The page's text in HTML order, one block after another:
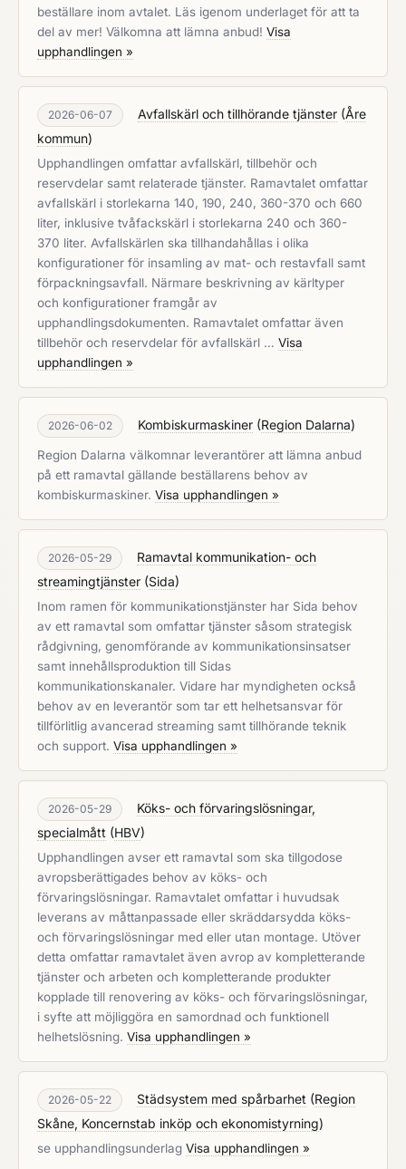
beställare inom avtalet. Läs igenom underlaget för att ta
del av mer! Välkomna att lämna anbud! Visa
upphandlingen »
2026-06-07 Avfallskärl och tillhörande tjänster (Åre
kommun)
Upphandlingen omfattar avfallskärl, tillbehör och
reservdelar samt relaterade tjänster. Ramavtalet omfattar
avfallskärl i storlekarna 140, 190, 240, 360-370 och 660
liter, inklusive tvåfackskärl i storlekarna 240 och 360-
370 liter. Avfallskärlen ska tillhandahållas i olika
konfigurationer för insamling av mat- och restavfall samt
förpackningsavfall. Närmare beskrivning av kärltyper
och konfigurationer framgår av
upphandlingsdokumenten. Ramavtalet omfattar även
tillbehör och reservdelar för avfallskärl … Visa
upphandlingen »
2026-06-02 Kombiskurmaskiner (Region Dalarna)
Region Dalarna välkomnar leverantörer att lämna anbud
på ett ramavtal gällande beställarens behov av
kombiskurmaskiner. Visa upphandlingen »
2026-05-29
Ramavtal kommunikation- och
streamingtjänster (Sida)
Inom ramen för kommunikationstjänster har Sida behov
av ett ramavtal som omfattar tjänster såsom strategisk
rådgivning, genomförande av kommunikationsinsatser
samt innehållsproduktion till Sidas
kommunikationskanaler. Vidare har myndigheten också
behov av en leverantör som tar ett helhetsansvar för
tillförlitlig avancerad streaming samt tillhörande teknik
och support. Visa upphandlingen »
2026-05-29
Köks- och förvaringslösningar,
specialmått (HBV)
Upphandlingen avser ett ramavtal som ska tillgodose
avropsberättigades behov av köks- och
förvaringslösningar. Ramavtalet omfattar i huvudsak
leverans av måttanpassade eller skräddarsydda köks-
och förvaringslösningar med eller utan montage. Utöver
detta omfattar ramavtalet även avrop av kompletterande
tjänster och arbeten och kompletterande produkter
kopplade till renovering av köks- och förvaringslösningar,
i syfte att möjliggöra en samordnad och funktionell
helhetslösning. Visa upphandlingen »
2026-05-22 Städsystem med spårbarhet (Region
Skåne, Koncernstab inköp och ekonomistyrning)
se upphandlingsunderlag Visa upphandlingen »